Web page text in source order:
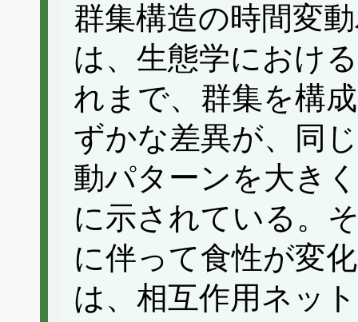
群集構造の時間変
は、生態学におけ
れまで、群集を構
ずかな差異が、同
動パターンを大き
に示されている。
に伴って食性が変
は、相互作用ネッ